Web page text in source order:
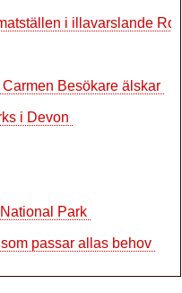
i illavarslande
Besökare älskar
i Devon
Park
passar allas behov